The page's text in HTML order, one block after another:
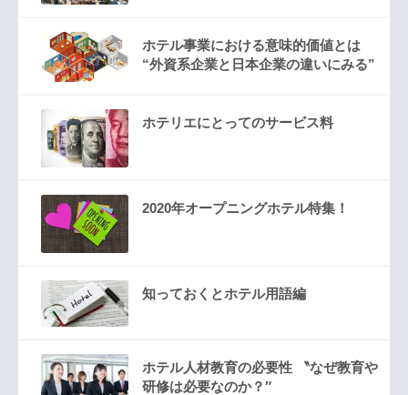
ホテル事業における意味的価値とは
“外資系企業と日本企業の違いにみる”
ホテリエにとってのサービス料
2020年オープニングホテル特集！
知っておくとホテル用語編
ホテル人材教育の必要性 〝なぜ教育や
研修は必要なのか？″